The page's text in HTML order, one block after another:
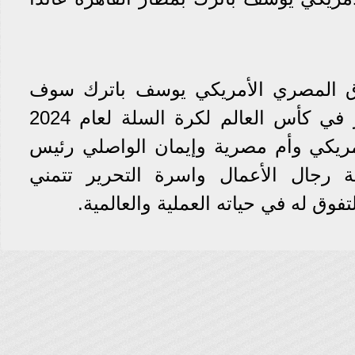
المصري الأمريكي يوسف باترك سوف
ينضم رسميا لمنتخب مصر في كأس العالم لكرة السلة لعام 2024
وأم مصرية وإيمان الواصلي رئيس
الأعمال واسرة التحرير تتمني
له في حياته العملية والعالمية.